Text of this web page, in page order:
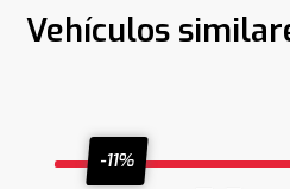
Vehículos
-11%